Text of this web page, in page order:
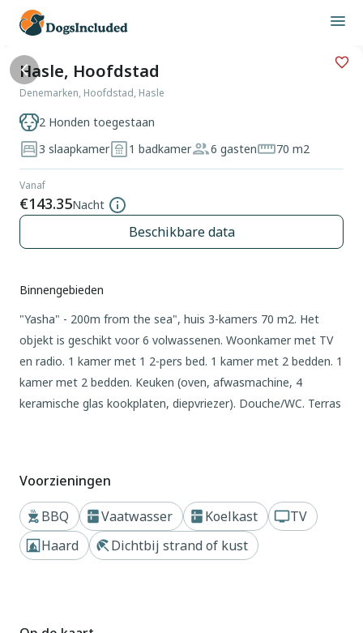
Hasle, Hoofdstad
Denemarken, Hoofdstad, Hasle
2 Honden toegestaan
3 slaapkamer
1 badkamer 6 gasten 70 m2
Vanaf
€143.35Nacht
Beschikbare data
Binnengebieden
"Yasha" - 200m from the sea", huis 3-kamers 70 m2. Het
objekt is geschikt voor 6 volwassenen. Woonkamer met TV
en radio. 1 kamer met 1 2-pers bed. 1 kamer met 2 bedden. 1
kamer met 2 bedden. Keuken (oven, afwasmachine, 4
keramische glas kookplaten, diepvriezer). Douche/WC. Terras
Buiten
Eengezinswoning, bouwjaar 1962. 200 m van zee. Voor
alleengebruik: wild terrein 1.115 m2. Terras (10 m2),
Voorzieningen
BBQ
Vaatwasser Koelkast
TV
Haard
Dichtbij strand of kust